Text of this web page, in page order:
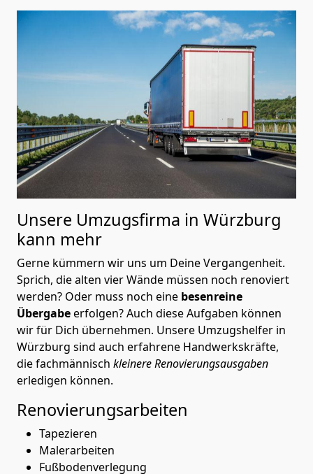
Unsere Umzugsfirma in Würzburg
kann mehr
Gerne kümmern wir uns um Deine Vergangenheit.
Sprich, die alten vier Wände müssen noch renoviert
werden? Oder muss noch eine besenreine
Übergabeerfolgen? Auch diese Aufgaben können
wir für Dich übernehmen. Unsere Umzugshelfer in
Würzburg sind auch erfahrene Handwerkskräfte,
die fachmännisch kleinere Renovierungsausgaben
erledigen können.
Renovierungsarbeiten
Tapezieren
Malerarbeiten
Fußbodenverlegung